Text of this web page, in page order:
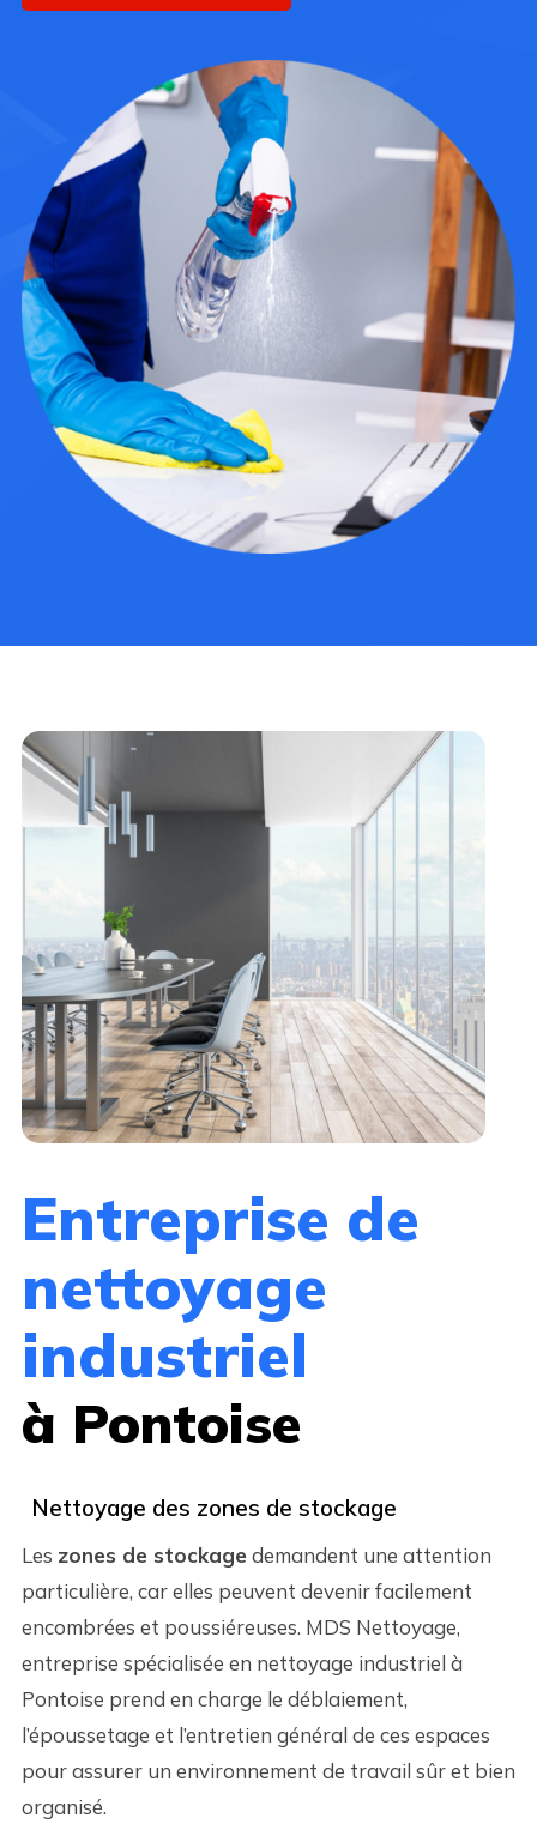
Entreprise de
nettoyage
industriel
à Pontoise
Nettoyage des zones de stockage
Les zones de stockagedemandent une attention
particulière, car elles peuvent devenir facilement
encombrées et poussiéreuses. MDS Nettoyage,
entreprise spécialisée en nettoyage industriel à
Pontoise prend en charge le déblaiement,
l’époussetage et l’entretien général de ces espaces
pour assurer un environnement de travail sûr et bien
organisé.